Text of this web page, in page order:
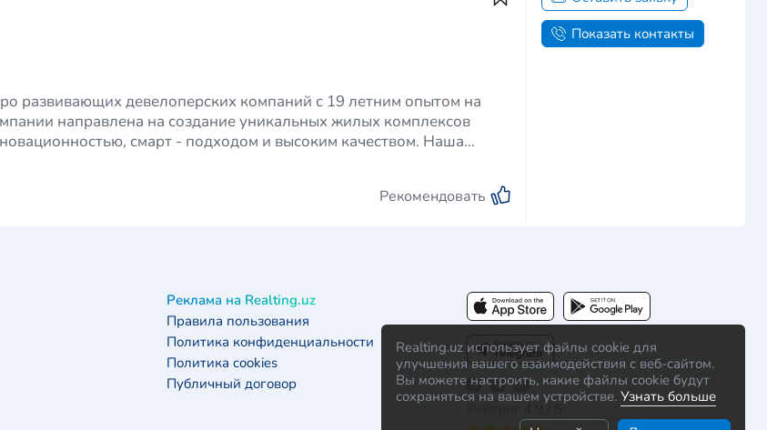
Realting.uz использует файлы cookie для
улучшения вашего взаимодействия с веб-сайтом.
Вы можете настроить, какие файлы cookie будут
сохраняться на вашем устройстве. Узнать больше
развивающих девелоперских компаний с 19 летним опытом на
направлена на создание уникальных жилых комплексов
смарт - подходом и высоким качеством. Наша
Рекомендовать
Показать контакты
Реклама на Realting.uz
Правила пользования
Политика конфиденциальности
Политика cookies
Публичный договор
Рейтинг 4.9 / 5: